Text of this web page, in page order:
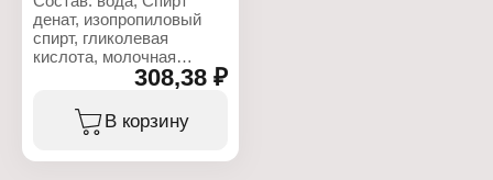
денат, изопропиловый
спирт, гликолевая
кислота, молочная
кислота, гидроксид
калия, глицерин, аргинин,
бутиленгликоль,
гидроксиэтилцеллюлоза,
308,38 ₽
В корзину